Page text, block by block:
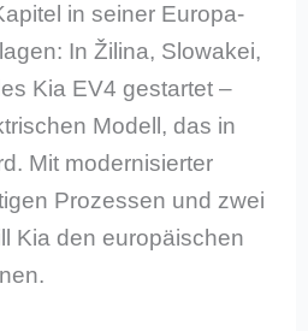
in seiner Europa-
In Žilina, Slowakei,
Kia EV4 gestartet –
Modell, das in
Mit modernisierter
Prozessen und zwei
Kia den europäischen